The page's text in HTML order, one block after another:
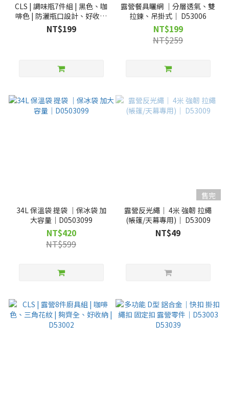
CLS | 調味瓶7件組 | 黑色、咖
啡色 | 防灑瓶口設計、好收納
| D53010
NT$199
露營餐具曬網 ｜分層透氣、雙
拉鍊、吊掛式｜ D53006
NT$199
NT$259
34L 保溫袋 提袋 ｜保冰袋 加
大容量｜D0503099
NT$420
NT$599
售完
露營反光繩｜ 4米 強韌 拉繩
(帳篷/天幕專用)｜ D53009
NT$49